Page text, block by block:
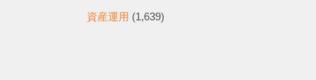
資産運用 (1,639)